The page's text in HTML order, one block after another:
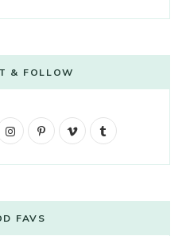
& FOLLOW
I
t
P
V
FAVS